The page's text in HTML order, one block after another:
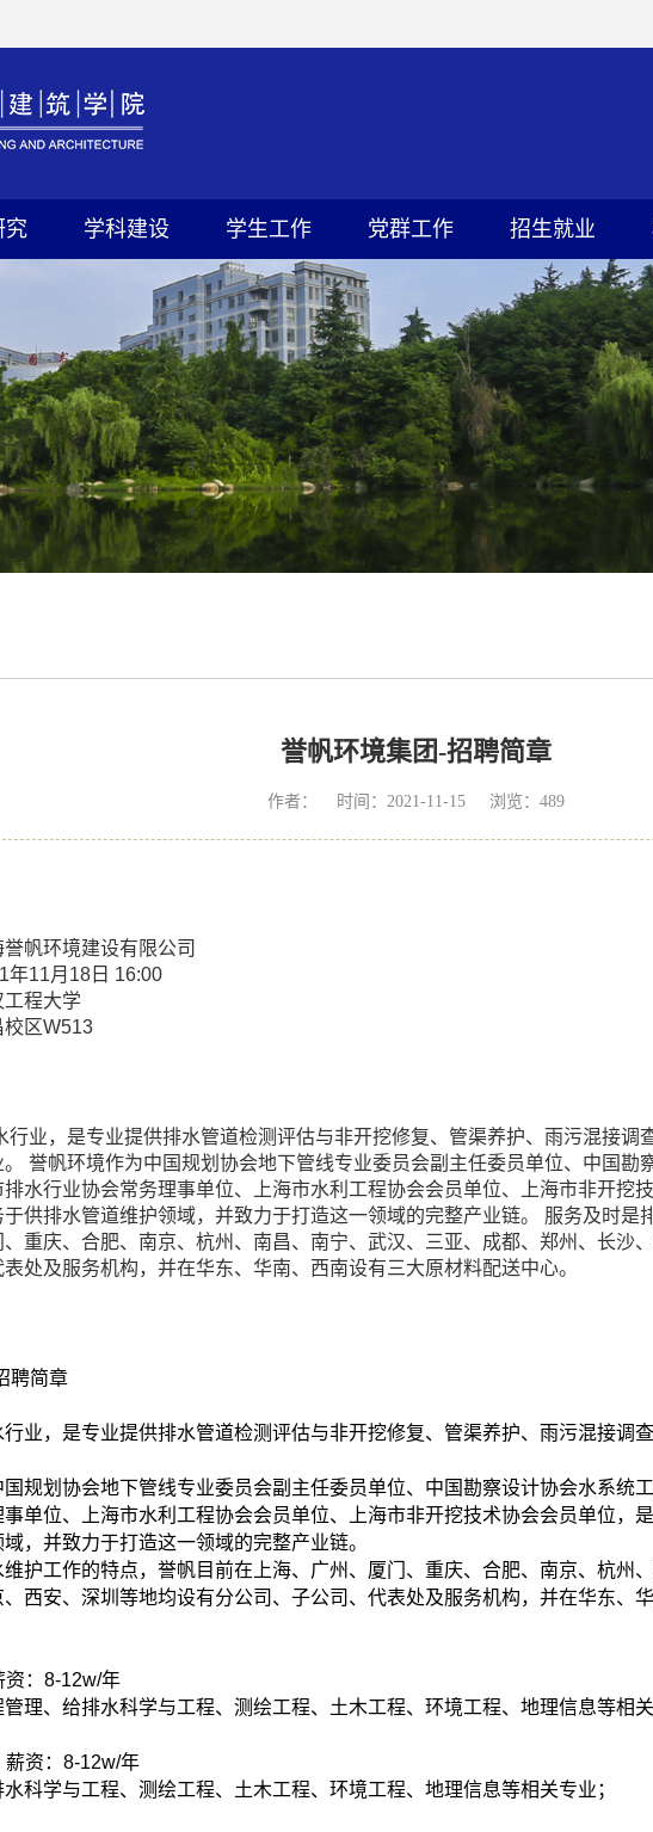
究 学科建设 学生工作 党群工作 招生就业
誉帆环境集团-招聘简章
作者： 时间：2021-11-15 浏览： 489
帆环境建设有限公司
年11月18日 16:00
工程大学
校区W513
行业，是专业提供排水管道检测评估与非开挖修复、管渠养护、雨污混接调
誉帆环境作为中国规划协会地下管线专业委员会副主任委员单位、中国勘
水行业协会常务理事单位、上海市水利工程协会会员单位、上海市非开挖
供排水管道维护领域，并致力于打造这一领域的完整产业链。 服务及时是
重庆、合肥、南京、杭州、南昌、南宁、武汉、三亚、成都、郑州、长沙
处及服务机构，并在华东、华南、西南设有三大原材料配送中心。
聘简章
业，是专业提供排水管道检测评估与非开挖修复、管渠养护、雨污混接调
规划协会地下管线专业委员会副主任委员单位、中国勘察设计协会水系统
单位、上海市水利工程协会会员单位、上海市非开挖技术协会会员单位，
，并致力于打造这一领域的完整产业链。
护工作的特点，誉帆目前在上海、广州、厦门、重庆、合肥、南京、杭州
西安、深圳等地均设有分公司、子公司、代表处及服务机构，并在华东、
：8-12w/年
理、给排水科学与工程、测绘工程、土木工程、环境工程、地理信息等相关
资：8-12w/年
科学与工程、测绘工程、土木工程、环境工程、地理信息等相关专业；